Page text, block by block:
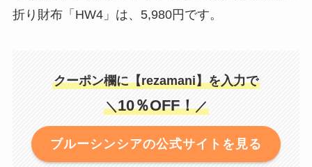
折り財布「HW4」は、5,980円です。
クーポン欄に【rezamani】を入力で
＼10％OFF！／
ブルーシンシアの公式サイトを見る